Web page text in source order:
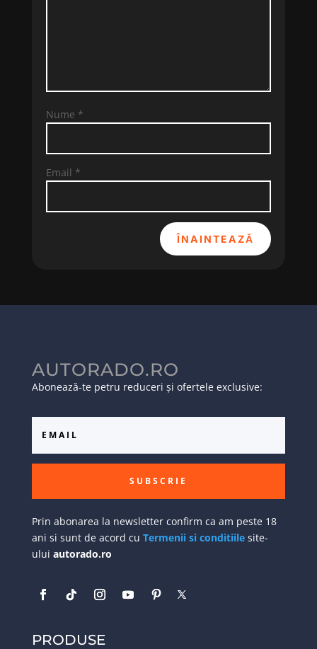
Nume *
Email *
ÎNAINTEAZĂ
AUTORADO.RO
Abonează-te petru reduceri și ofertele exclusive:
SUBSCRIE
Prin abonarea la newsletter confirm ca am peste 18
ani si sunt de acord cu Termenii si conditiilesite-
ului autorado.ro
PRODUSE